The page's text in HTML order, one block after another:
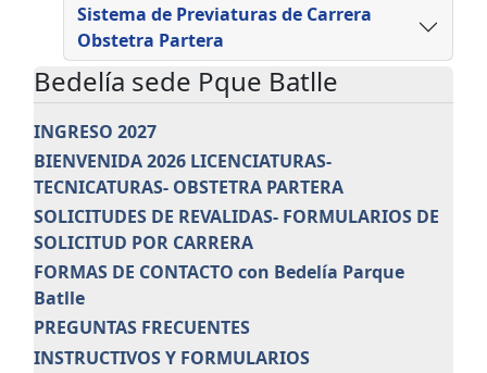
Bedelía sede Pque Batlle
INGRESO 2027
BIENVENIDA 2026 LICENCIATURAS-
TECNICATURAS- OBSTETRA PARTERA
SOLICITUDES DE REVALIDAS- FORMULARIOS DE
SOLICITUD POR CARRERA
FORMAS DE CONTACTO con Bedelía Parque
Batlle
PREGUNTAS FRECUENTES
INSTRUCTIVOS Y FORMULARIOS
Sistema de Previaturas de Carrera
Obstetra Partera